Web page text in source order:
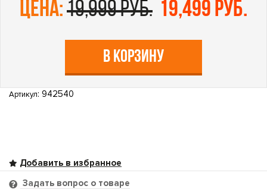
цена:19,999 руб. 19,499 руб.
В КОРЗИНУ
Артикул: 942540
Задать вопрос о товаре